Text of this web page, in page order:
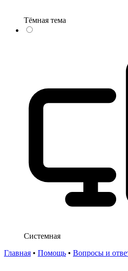
Тёмная тема
Системная
Главная • Помощь • Вопросы и